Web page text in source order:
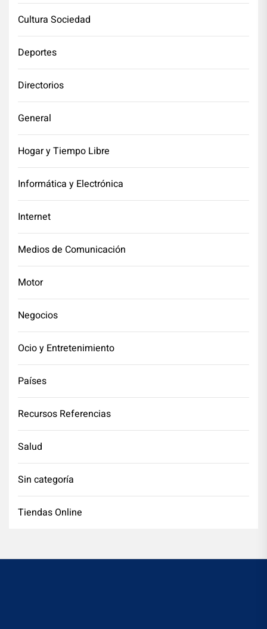
Cultura Sociedad
Deportes
Directorios
General
Hogar y Tiempo Libre
Informática y Electrónica
Internet
Medios de Comunicación
Motor
Negocios
Ocio y Entretenimiento
Países
Recursos Referencias
Salud
Sin categoría
Tiendas Online